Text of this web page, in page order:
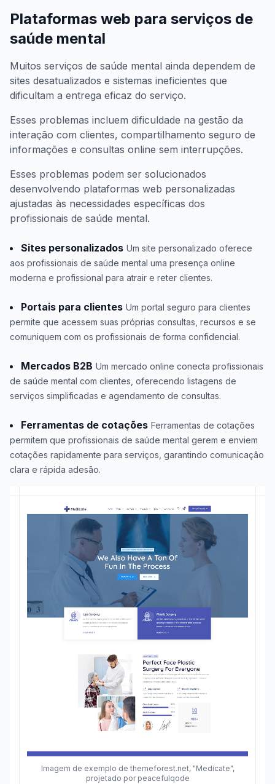
Imagem de exemplo de themeforest.net, "Medicate",
projetado por peacefulqode
Plataformas web para serviços de
saúde mental
Muitos serviços de saúde mental ainda dependem de
sites desatualizados e sistemas ineficientes que
dificultam a entrega eficaz do serviço.
Esses problemas incluem dificuldade na gestão da
interação com clientes, compartilhamento seguro de
informações e consultas online sem interrupções.
Esses problemas podem ser solucionados
desenvolvendo plataformas web personalizadas
ajustadas às necessidades específicas dos
profissionais de saúde mental.
Sites personalizados Um site personalizado oferece
aos profissionais de saúde mental uma presença online
moderna e profissional para atrair e reter clientes.
Portais para clientes Um portal seguro para clientes
permite que acessem suas próprias consultas, recursos e se
comuniquem com os profissionais de forma confidencial.
Mercados B2B Um mercado online conecta profissionais
de saúde mental com clientes, oferecendo listagens de
serviços simplificadas e agendamento de consultas.
Ferramentas de cotações Ferramentas de cotações
permitem que profissionais de saúde mental gerem e enviem
cotações rapidamente para serviços, garantindo comunicação
clara e rápida adesão.